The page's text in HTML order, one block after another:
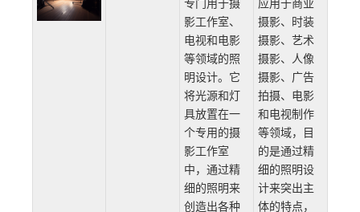
调暗部的扫
描，以增加
画面的纹理
和层次感。
工作室灯
光。是一种
专门用于摄
影工作室、
电视和电影
等领域的照
明设计。它
Studio
lighting 主要
应用于商业
摄影、时装
摄影、艺术
摄影、人像
摄影、广告